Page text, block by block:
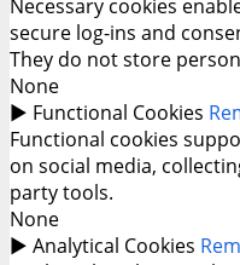
Necessary cookies
secure log-ins and
They do not store
None
► Functional Cookies
Functional cookies
on social media,
party tools.
None
► Analytical Cookies